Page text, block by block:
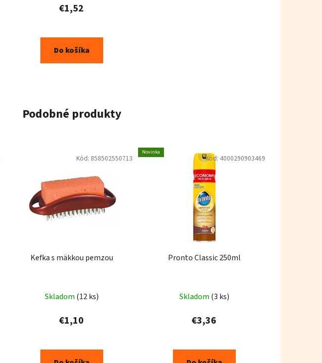
€1,52
Do košíka
Podobné produkty
Kefka s mäkkou pemzou
Skladom (12 ks)
€1,10
Kód: 858502550713
Novinka
Pronto Classic 250ml
Skladom (3 ks)
€3,36
Kód: 4000290903469